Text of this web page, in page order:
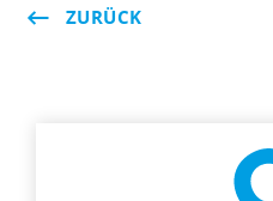
ZURÜCK